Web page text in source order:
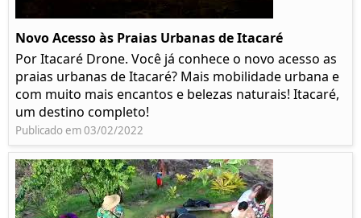
Novo Acesso às Praias Urbanas de Itacaré
Por Itacaré Drone. Você já conhece o novo acesso as
praias urbanas de Itacaré? Mais mobilidade urbana e
com muito mais encantos e belezas naturais! Itacaré,
um destino completo!
Publicado em 03/02/2022